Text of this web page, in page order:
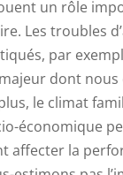
un rôle
Les troubles
par
dont
le climat
économique
affecter la